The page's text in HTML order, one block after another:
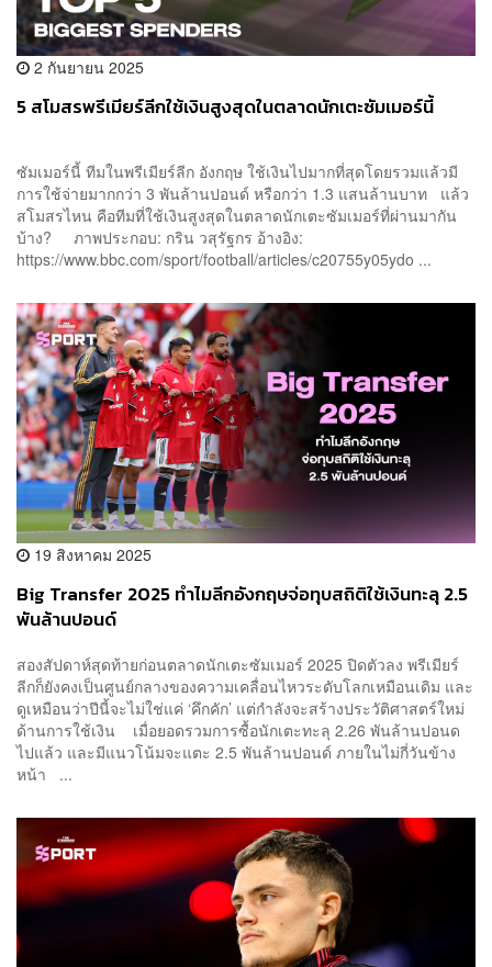
2 กันยายน 2025
5 สโมสรพรีเมียร์ลีกใช้เงินสูงสุดในตลาดนักเตะซัมเมอร์นี้
ซัมเมอร์นี้ ทีมในพรีเมียร์ลีก อังกฤษ ใช้เงินไปมากที่สุดโดยรวมแล้วมี
การใช้จ่ายมากกว่า 3 พันล้านปอนด์ หรือกว่า 1.3 แสนล้านบาท แล้ว
สโมสรไหน คือทีมที่ใช้เงินสูงสุดในตลาดนักเตะซัมเมอร์ที่ผ่านมากัน
บ้าง? ภาพประกอบ: กริน วสุรัฐกร อ้างอิง:
https://www.bbc.com/sport/football/articles/c20755y05ydo ...
19 สิงหาคม 2025
Big Transfer 2025 ทำไมลีกอังกฤษจ่อทุบสถิติใช้เงินทะลุ 2.5
พันล้านปอนด์
สองสัปดาห์สุดท้ายก่อนตลาดนักเตะซัมเมอร์ 2025 ปิดตัวลง พรีเมียร์
ลีกก็ยังคงเป็นศูนย์กลางของความเคลื่อนไหวระดับโลกเหมือนเดิม และ
ดูเหมือนว่าปีนี้จะไม่ใช่แค่ ‘คึกคัก’ แต่กำลังจะสร้างประวัติศาสตร์ใหม่
ด้านการใช้เงิน เมื่อยอดรวมการซื้อนักเตะทะลุ 2.26 พันล้านปอนด
ไปแล้ว และมีแนวโน้มจะแตะ 2.5 พันล้านปอนด์ ภายในไม่กี่วันข้าง
หน้า ...